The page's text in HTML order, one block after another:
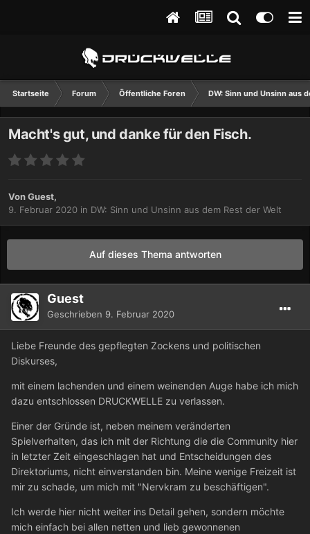
Startseite Forum Öffentliche Foren DW: Sinn und Unsinn aus
Macht's gut, und danke für den Fisch.
Von Guest,
9. Februar 2020 in DW: Sinn und Unsinn aus dem Rest der Welt
Auf dieses Thema antworten
Guest
Geschrieben 9. Februar 2020
Liebe Freunde des gepflegten Zockens und politischen
Diskurses,
mit einem lachenden und einem weinenden Auge habe ich mich
dazu entschlossen DRUCKWELLE zu verlassen.
Einer der Gründe ist, neben meinem veränderten
Spielverhalten, das ich mit der Richtung die die Community hier
in letzter Zeit eingeschlagen hat und Entscheidungen des
Direktoriums, nicht einverstanden bin. Meine wenige Freizeit ist
mir zu schade, um mich mit "Nervkram zu beschäftigen".
Ich werde hier nicht weiter ins Detail gehen, sondern möchte
mich einfach bei allen netten und lieb gewonnenen